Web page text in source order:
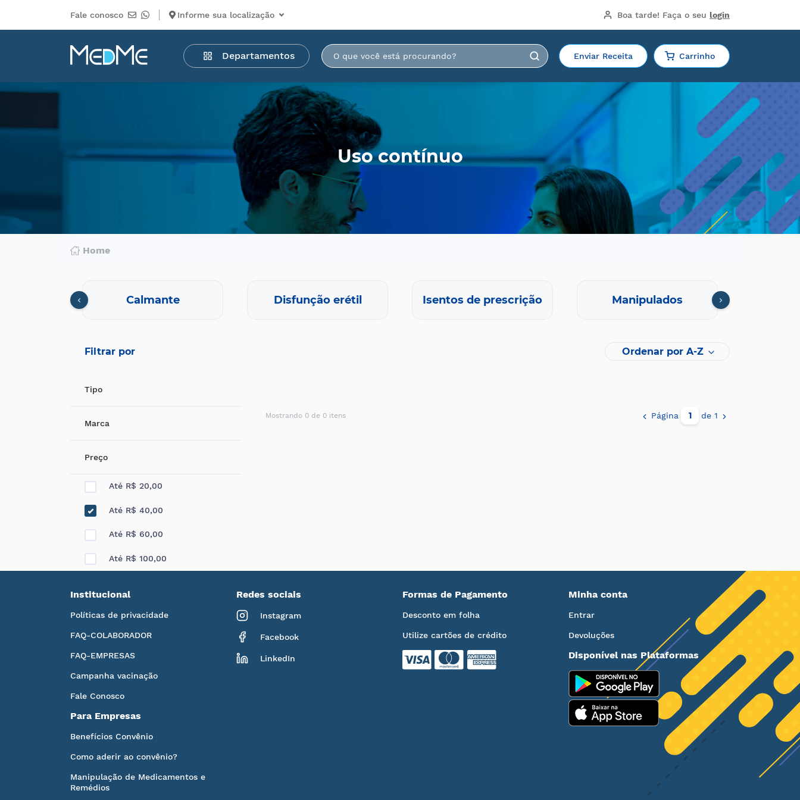
Fale conosco Informe sua localização Boa tarde! Faça o seu login
Departamentos Enviar Receita Carrinho
Departamentos
Medicamentos
Higiene
pessoal
Mercearia
Serviços
Uso contínuo
Home
Calmante Disfunção erétil Isentos de prescrição Manipulados
Filtrar por Ordenar por A-Z
Tipo
Marca
Preço
Até R$ 20,00
Até R$ 40,00
Até R$ 60,00
Até R$ 100,00
Mostrando 0 de 0 itens Página de 1
Institucional
Políticas de privacidade
FAQ-COLABORADOR
FAQ-EMPRESAS
Campanha vacinação
Fale Conosco
Para Empresas
Benefícios Convênio
Como aderir ao convênio?
Manipulação de Medicamentos e
Remédios
Redes sociais
Instagram
Facebook
LinkedIn
Formas de Pagamento
Desconto em folha
Utilize cartões de crédito
Minha conta
Entrar
Devoluções
Disponível nas Plataformas